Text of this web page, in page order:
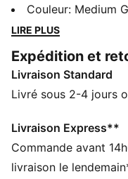
de plusieurs
rembourrée réglable
Profite de chaque
PUMA.
CARACTÉRISTIQUES
recyclés
DÉTAILS
Compartiment
Couleur: Medium
LIRE PLUS
Expédition et
Livraison Standard
Livré sous 2-4 jours
Livraison Express**
Commande avant
livraison le